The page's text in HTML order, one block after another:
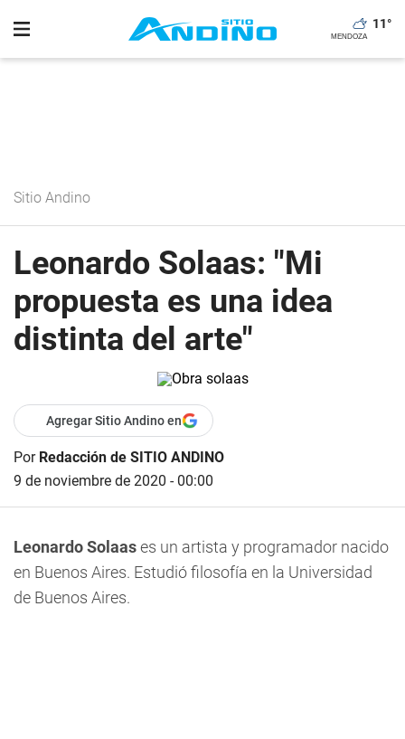
11°
Sitio Andino
Leonardo Solaas: "Mi
propuesta es una idea
distinta del arte"
Agregar Sitio Andino en
Por Redacción de SITIO ANDINO
9 de noviembre de 2020 - 00:00
Leonardo Solaases un artista y programador nacido
en Buenos Aires. Estudió filosofía en la Universidad
de Buenos Aires.